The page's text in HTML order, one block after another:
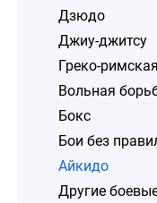
Дзюдо
Джиу-джитсу
Греко-
Вольная
Бокс
Бои без
Айкидо
Другие